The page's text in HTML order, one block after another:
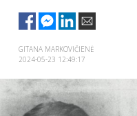
GROŽIS
APIE MANE
GITANA MARKOVIČIENĖ
2024-05-23 12:49:17